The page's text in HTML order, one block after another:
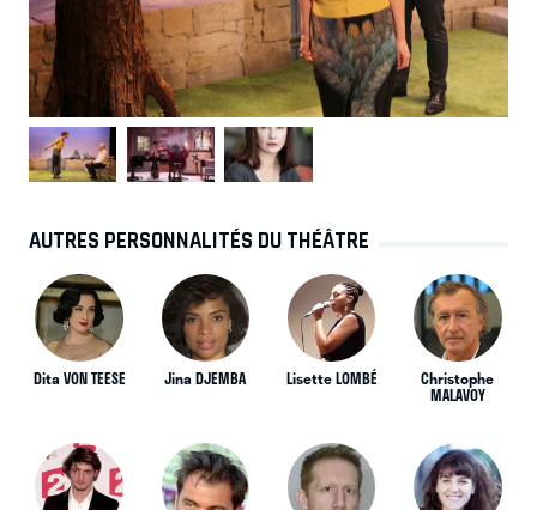
AUTRES PERSONNALITÉS DU THÉÂTRE
Dita VON TEESE Jina DJEMBA Lisette LOMBÉ Christophe
MALAVOY